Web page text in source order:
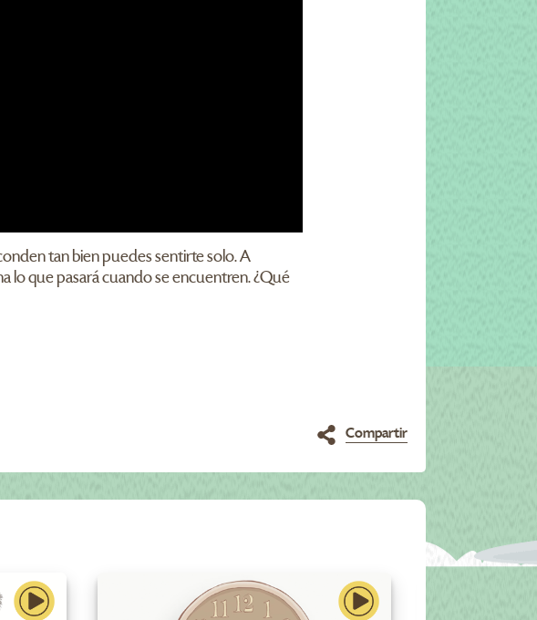
tan bien puedes sentirte solo. A
lo que pasará cuando se encuentren. ¿Qué
Compartir